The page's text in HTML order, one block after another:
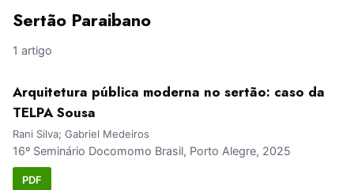
Sertão Paraibano
1 artigo
Arquitetura pública moderna no sertão: caso da
TELPA Sousa
Rani Silva; Gabriel Medeiros
16º Seminário Docomomo Brasil, Porto Alegre, 2025
PDF